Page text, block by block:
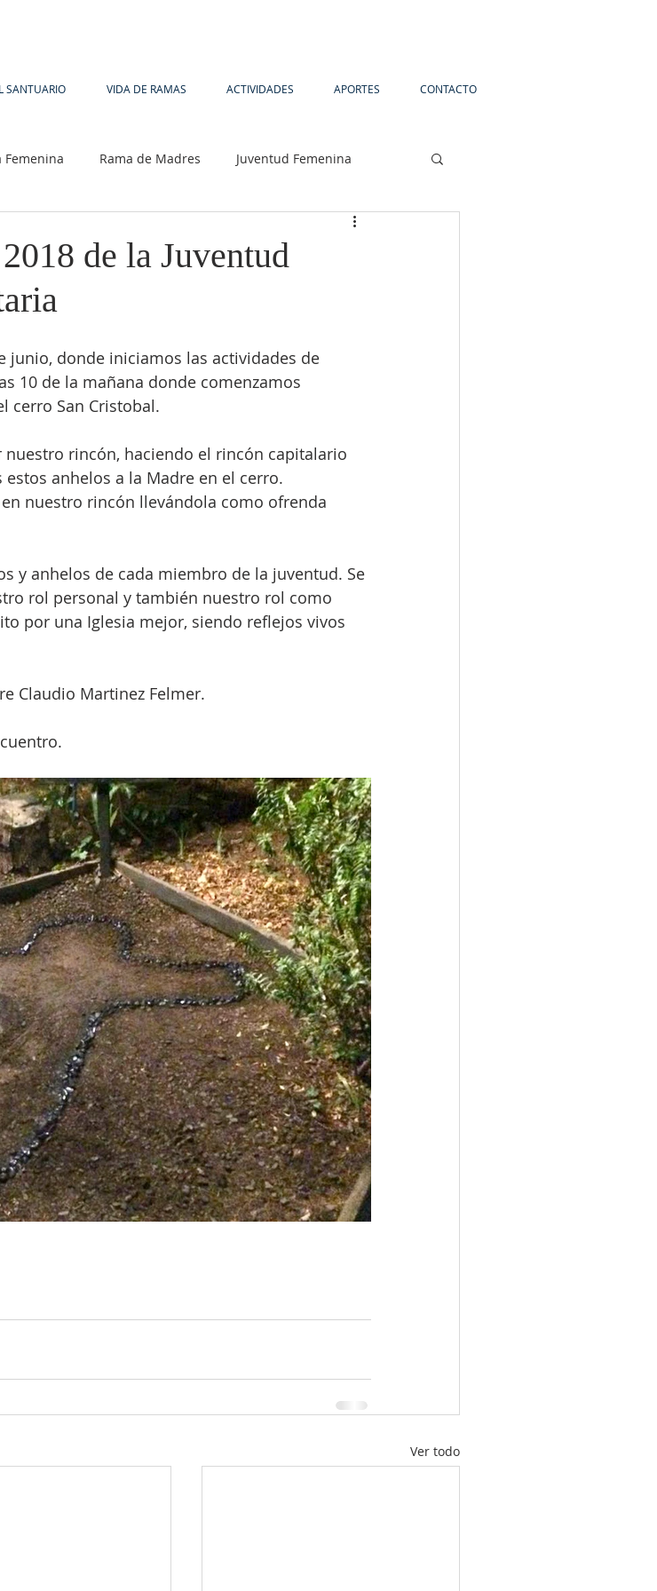
SANTUARIO VIDA DE RAMAS ACTIVIDADES APORTES CONTACTO
Femenina Rama de Madres Juventud Femenina
de la Juventud
junio, donde iniciamos las actividades de
10 de la mañana donde comenzamos
cerro San Cristobal.
rincón, haciendo el rincón capitalario
anhelos a la Madre en el cerro.
nuestro rincón llevándola como ofrenda
y anhelos de cada miembro de la juventud. Se
rol personal y también nuestro rol como
por una Iglesia mejor, siendo reflejos vivos
Claudio Martinez Felmer.
Ver todo